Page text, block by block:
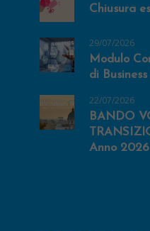
Chiusura
29/07/2026
Modulo
di
22/07/2026
BANDO
Anno 2026